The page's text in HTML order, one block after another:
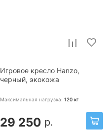
Игровое кресло Hanzo,
черный, экокожа
Максимальная нагрузка: 120 кг
29 250 р.